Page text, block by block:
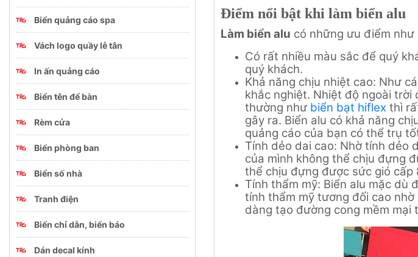
Biển quảng cáo spa
Vách logo quầy lễ tân
In ấn quảng cáo
Biển tên để bàn
Rèm cửa
Biển phòng ban
Biển số nhà
Tranh điện
Biển chỉ dẫn, biển báo
Dán decal kính
Điểm nổi bật khi làm biển alu
Làm biển alu có những ưu điểm như
Có rất nhiều màu sắc để quý
quý khách.
Khả năng chịu nhiệt cao: Như
khắc nghiệt. Nhiệt độ ngoài trời
thường như biển bạt hiflex thì
gây ra. Biển alu có khả năng
quảng cáo của bạn có thể trụ
Tính dẻo dai cao: Nhờ tính dẻo
của mình không thể chịu đựng
thể chịu đựng được sức gió
Tính thẩm mỹ: Biển alu mặc dù
tính thẩm mỹ tương đối cao
dàng tạo đường cong mềm mại